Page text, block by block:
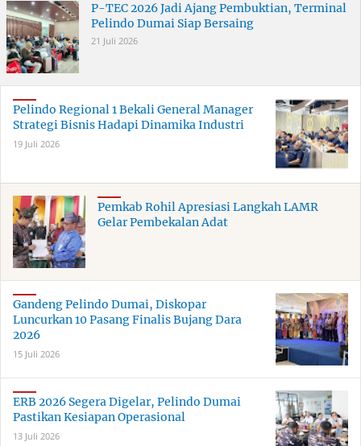
P-TEC 2026 Jadi Ajang Pembuktian, Terminal
Pelindo Dumai Siap Bersaing
21 Juli 2026
Pelindo Regional 1 Bekali General Manager
Strategi Bisnis Hadapi Dinamika Industri
19 Juli 2026
Pemkab Rohil Apresiasi Langkah LAMR
Gelar Pembekalan Adat
Gandeng Pelindo Dumai, Diskopar
Luncurkan 10 Pasang Finalis Bujang Dara
2026
15 Juli 2026
ERB 2026 Segera Digelar, Pelindo Dumai
Pastikan Kesiapan Operasional
13 Juli 2026